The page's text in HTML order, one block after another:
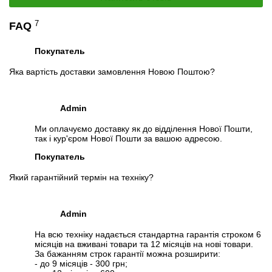
Отслеживать в Instagram
FAQ 7
Покупатель
Яка вартість доставки замовлення Новою Поштою?
Admin
Ми оплачуємо доставку як до відділення Нової Пошти,
так і кур'єром Нової Пошти за вашою адресою.
Покупатель
Який гарантійний термін на техніку?
Admin
На всю техніку надається стандартна гарантія строком 6
місяців на вживані товари та 12 місяців на нові товари.
За бажанням строк гарантії можна розширити:
- до 9 місяців - 300 грн;